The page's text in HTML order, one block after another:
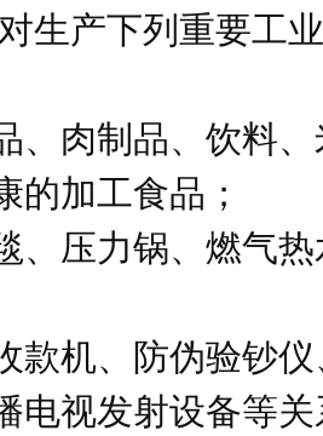
生产下列重要工
、肉制品、饮料
的加工食品；
、压力锅、燃气
款机、防伪验钞
电视发射设备等